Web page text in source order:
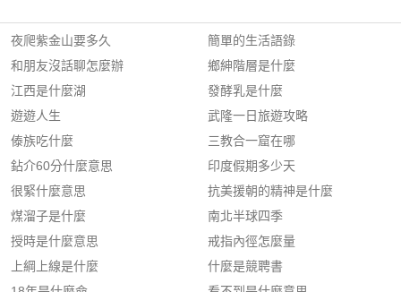
夜爬紫金山要多久
和朋友沒話聊怎麼辦
江西是什麼湖
遊遊人生
傣族吃什麼
鉆介60分什麼意思
很緊什麼意思
煤溜子是什麼
授時是什麼意思
上綱上線是什麼
簡單的生活語錄
鄉紳階層是什麼
發酵乳是什麼
武隆一日旅遊攻略
三教合一窟在哪
印度假期多少天
抗美援朝的精神是什麼
南北半球四季
戒指內徑怎麼量
什麼是競聘書